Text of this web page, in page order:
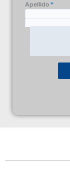
Apellido *